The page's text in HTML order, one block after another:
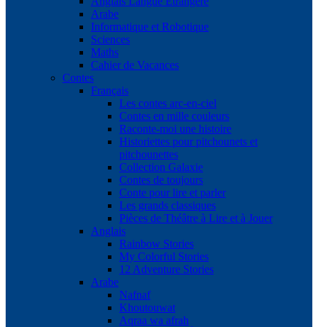
Arabe
Informatique et Robotique
Sciences
Maths
Cahier de Vacances
Contes
Français
Les contes arc-en-ciel
Contes en mille couleurs
Raconte-moi une histoire
Historiettes pour pitchounets et
pitchounettes
Collection Galaxie
Contes de toujours
Conte pour lire et parler
Les grands classiques
Pièces de Théâtre à Lire et à Jouer
Anglais
Rainbow Stories
My Colorful Stories
12 Adventure Stories
Arabe
Nafnaf
Khoutouwat
Aqraa wa afrah